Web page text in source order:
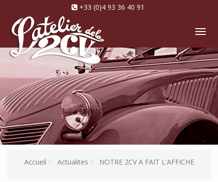
+33 (0)4 93 36 40 91
Accueil Actualites NOTRE 2CV A FAIT L'AFFICHE